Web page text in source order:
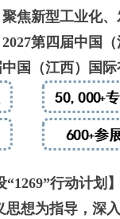
聚焦新型工业化
2027第四届中国
中国（江西）国
“1269”行动计划
为指导，深